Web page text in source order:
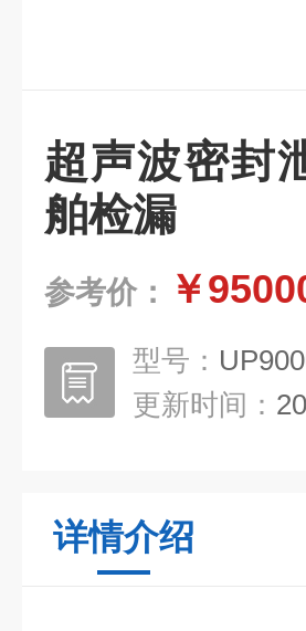
超声波密封
舶检漏
参考价： ￥
型号：
更新时间：
详情介绍